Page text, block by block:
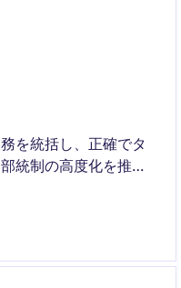
を統括し、正確でタ
統制の高度化を推進
育成まで幅広くリー